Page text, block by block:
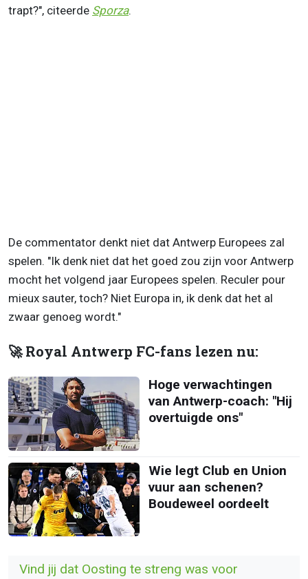
trapt?", citeerde Sporza.
De commentator denkt niet dat Antwerp Europees zal
spelen. "Ik denk niet dat het goed zou zijn voor Antwerp
mocht het volgend jaar Europees spelen. Reculer pour
mieux sauter, toch? Niet Europa in, ik denk dat het al
zwaar genoeg wordt."
🚀 Royal Antwerp FC-fans lezen nu:
Hoge verwachtingen
van Antwerp-coach: "Hij
overtuigde ons"
Wie legt Club en Union
vuur aan schenen?
Boudeweel oordeelt
Vind jij dat Oosting te streng was voor